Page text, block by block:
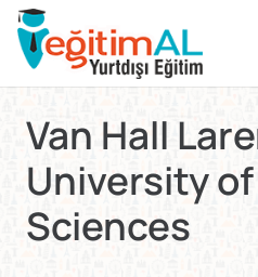
Van Hall
University
Sciences